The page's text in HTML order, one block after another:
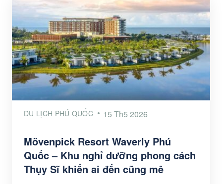
DU LỊCH PHÚ QUỐC 15 Th5 2026
Mövenpick Resort Waverly Phú
Quốc – Khu nghỉ dưỡng phong cách
Thụy Sĩ khiến ai đến cũng mê